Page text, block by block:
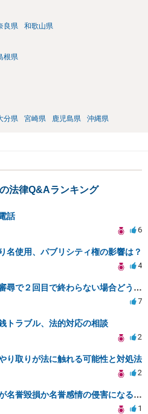
良県 和歌山県
根県
分県 宮崎県 鹿児島県 沖縄県
法律Q&Aランキング
話
6
名使用、パブリシティ権の影響は？
4
開示請求の仮処分での審尋で２回目で終わらない場合どうしたらいいですか
7
トラブル、法的対応の相談
2
り取りが法に触れる可能性と対処法
2
知的障害者と言う文言が名誉毀損か名誉感情の侵害になるか教えてほしい。
1